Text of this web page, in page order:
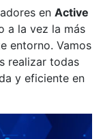
en Active
a la vez la más
entorno. Vamos
realizar todas
y eficiente en